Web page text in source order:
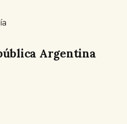
Argentina